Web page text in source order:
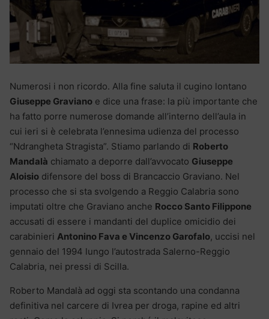
Numerosi i non ricordo. Alla fine saluta il cugino lontano
Giuseppe Graviano e dice una frase: la più importante che
ha fatto porre numerose domande all’interno dell’aula in
cui ieri si è celebrata l’ennesima udienza del processo
“Ndrangheta Stragista”. Stiamo parlando di Roberto
Mandalà chiamato a deporre dall’avvocato Giuseppe
Aloisio difensore del boss di Brancaccio Graviano. Nel
processo che si sta svolgendo a Reggio Calabria sono
imputati oltre che Graviano anche Rocco Santo Filippone
accusati di essere i mandanti del duplice omicidio dei
carabinieri Antonino Fava e Vincenzo Garofalo, uccisi nel
gennaio del 1994 lungo l’autostrada Salerno-Reggio
Calabria, nei pressi di Scilla.
Roberto Mandalà ad oggi sta scontando una condanna
definitiva nel carcere di Ivrea per droga, rapine ed altri